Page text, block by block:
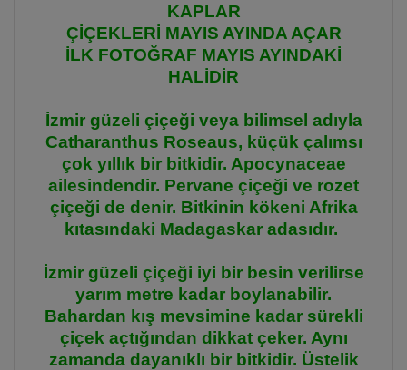
KAPLAR
ÇİÇEKLERİ MAYIS AYINDA AÇAR
İLK FOTOĞRAF MAYIS AYINDAKİ
HALİDİR
İzmir güzeli çiçeği veya bilimsel adıyla
Catharanthus Roseaus, küçük çalımsı
çok yıllık bir bitkidir. Apocynaceae
ailesindendir. Pervane çiçeği ve rozet
çiçeği de denir. Bitkinin kökeni Afrika
kıtasındaki Madagaskar adasıdır.
İzmir güzeli çiçeği iyi bir besin verilirse
yarım metre kadar boylanabilir.
Bahardan kış mevsimine kadar sürekli
çiçek açtığından dikkat çeker. Aynı
zamanda dayanıklı bir bitkidir. Üstelik